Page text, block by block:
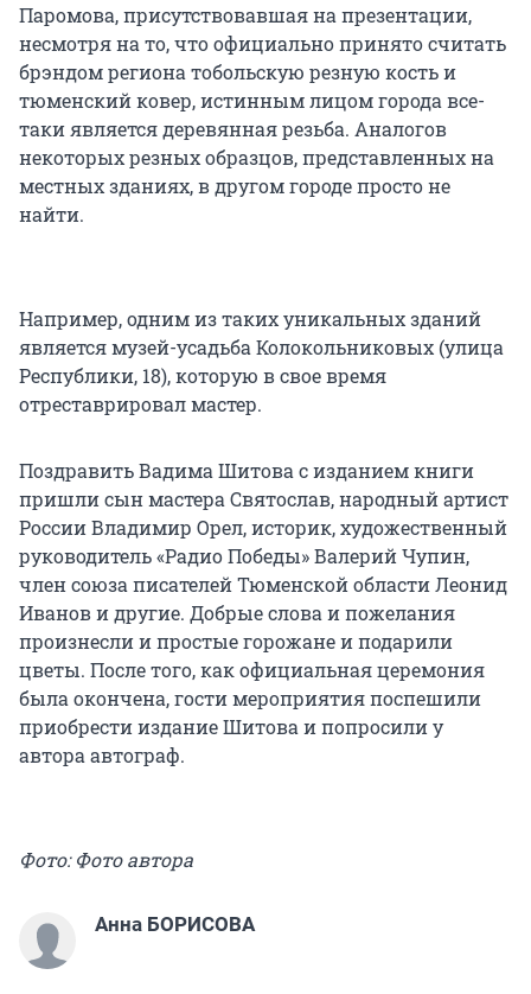
Паромова, присутствовавшая на презентации,
несмотря на то, что официально принято считать
брэндом региона тобольскую резную кость и
тюменский ковер, истинным лицом города все-
таки является деревянная резьба. Аналогов
некоторых резных образцов, представленных на
местных зданиях, в другом городе просто не
найти.
Например, одним из таких уникальных зданий
является музей-усадьба Колокольниковых (улица
Республики, 18), которую в свое время
отреставрировал мастер.
Поздравить Вадима Шитова с изданием книги
пришли сын мастера Святослав, народный артист
России Владимир Орел, историк, художественный
руководитель «Радио Победы» Валерий Чупин,
член союза писателей Тюменской области Леонид
Иванов и другие. Добрые слова и пожелания
произнесли и простые горожане и подарили
цветы. После того, как официальная церемония
была окончена, гости мероприятия поспешили
приобрести издание Шитова и попросили у
автора автограф.
Фото: Фото автора
Анна БОРИСОВА